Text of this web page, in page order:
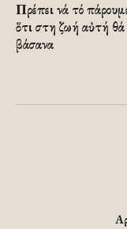
Πρέπει νά τό
ὅτι στη ζωή αὐτή θά
βάσανα